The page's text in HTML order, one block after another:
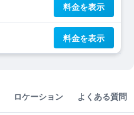
料金を表示
料金を表示
ロケーション よくある質問